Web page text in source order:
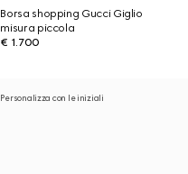
Borsa shopping Gucci Giglio
misura piccola
€ 1.700
Personalizza con le iniziali